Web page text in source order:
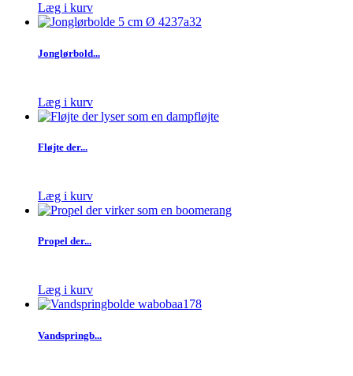
Læg i kurv
Jonglørbold...
Læg i kurv
Fløjte der...
Læg i kurv
Propel der...
Læg i kurv
Vandspringb...